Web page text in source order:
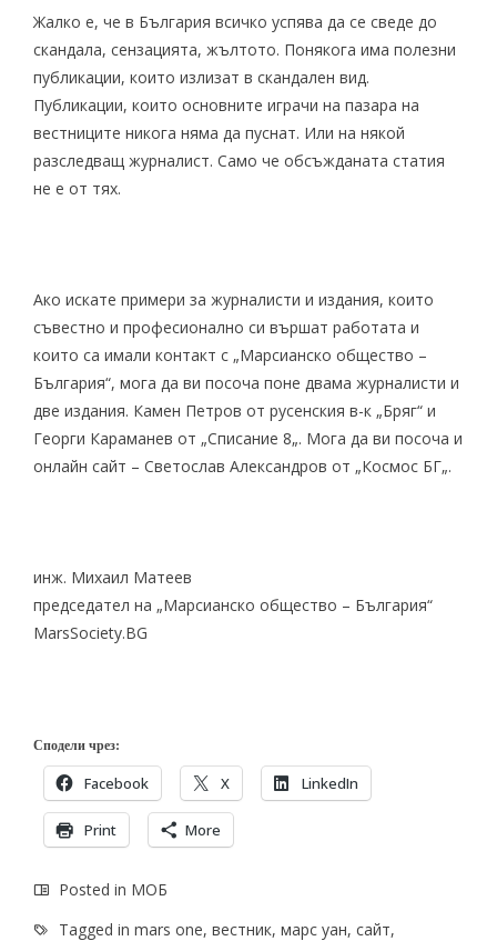
Жалко е, че в България всичко успява да се сведе до
скандала, сензацията, жълтото. Понякога има полезни
публикации, които излизат в скандален вид.
Публикации, които основните играчи на пазара на
вестниците никога няма да пуснат. Или на някой
разследващ журналист. Само че обсъжданата статия
не е от тях.
Ако искате примери за журналисти и издания, които
съвестно и професионално си вършат работата и
които са имали контакт с „Марсианско общество –
България“, мога да ви посоча поне двама журналисти и
две издания. Камен Петров от русенския в-к „Бряг“ и
Георги Караманев от „Списание 8„. Мога да ви посоча и
онлайн сайт – Светослав Александров от „Космос БГ„.
инж. Михаил Матеев
председател на „Марсианско общество – България“
MarsSociety.BG
Сподели чрез:
Facebook X LinkedIn
Print More
Posted in МОБ
Tagged in mars one, вестник, марс уан, сайт,